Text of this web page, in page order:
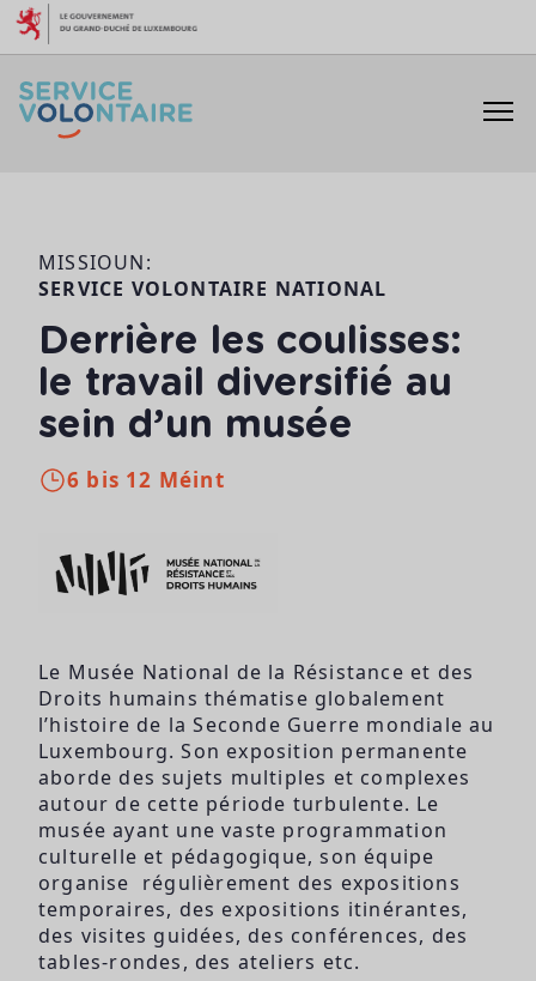
Skip to content
MISSIOUN:
SERVICE VOLONTAIRE NATIONAL
Derrière les coulisses:
le travail diversifié au
sein d’un musée
6 bis 12 Méint
Le Musée National de la Résistance et des
Droits humains thématise globalement
l’histoire de la Seconde Guerre mondiale au
Luxembourg. Son exposition permanente
aborde des sujets multiples et complexes
autour de cette période turbulente. Le
musée ayant une vaste programmation
culturelle et pédagogique, son équipe
organise régulièrement des expositions
temporaires, des expositions itinérantes,
des visites guidées, des conférences, des
tables-rondes, des ateliers etc.